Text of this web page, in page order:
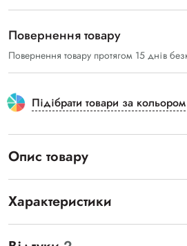
Повернення товару
Повернення товару протягом 15 днів
Підібрати товари за кольором
Опис товару
Характеристики